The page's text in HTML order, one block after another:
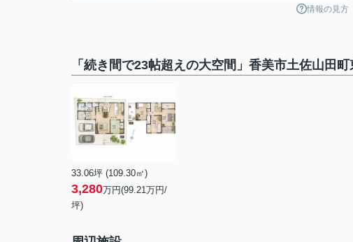
情報の見方
「続き間で23帖超えの大空間」香美市土佐山
33.06坪 (109.30㎡)
3,280万円(99.21万円/
坪)